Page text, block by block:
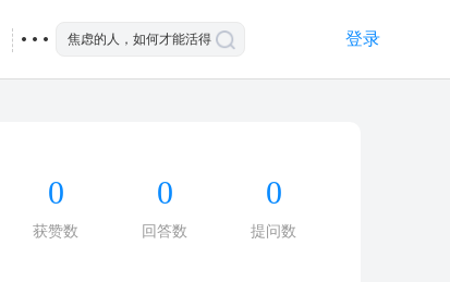
登录
0
获赞数
0
回答数
0
提问数